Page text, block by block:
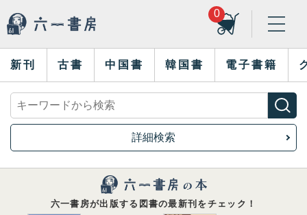
0
新刊 古書 中国書 韓国書 電子書籍
詳細検索
六一書房が出版する図書の最新刊をチェック！